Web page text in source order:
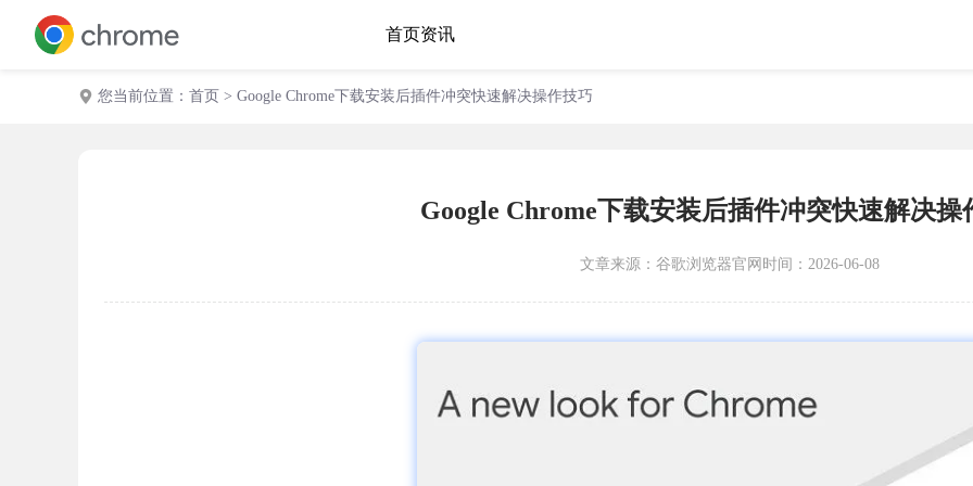
首页资讯
您当前位置： 首页 > Google Chrome下载安装后插件冲突快速解决操作技巧
Google Chrome下载安装后插件冲突快速解决操
文章来源： 谷歌浏览器官网 时间：2026-06-08